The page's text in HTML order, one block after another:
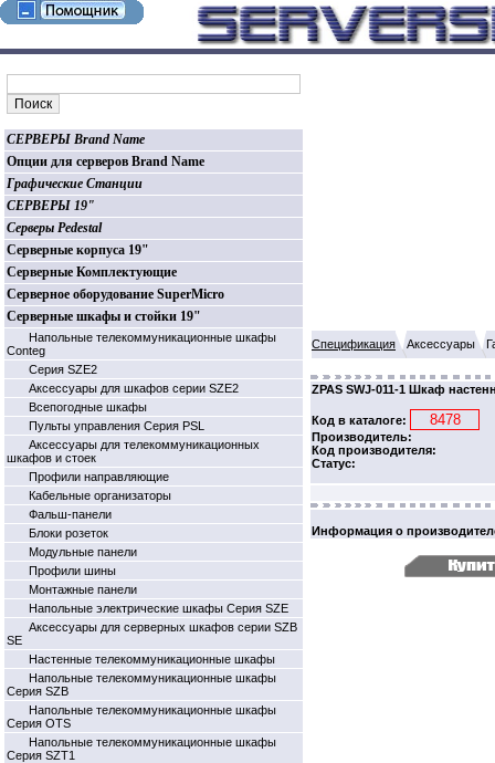
СЕРВЕРЫ Brand Name
Опции для серверов Brand Name
Графические Станции
СЕРВЕРЫ 19"
Серверы Pedestal
Серверные корпуса 19"
Серверные Комплектующие
Серверное оборудование SuperMicro
Серверные шкафы и стойки 19"
Напольные телекоммуникационные шкафы
Conteg
Серия SZE2
Аксессуары для шкафов серии SZE2
Всепогодные шкафы
Пульты управления Серия PSL
Аксессуары для телекоммуникационных
шкафов и стоек
Профили направляющие
Кабельные организаторы
Фальш-панели
Блоки розеток
Модульные панели
Профили шины
Монтажные панели
Напольные электрические шкафы Серия SZE
Аксессуары для серверных шкафов серии SZB
SE
Настенные телекоммуникационные шкафы
Напольные телекоммуникационные шкафы
Серия SZB
Напольные телекоммуникационные шкафы
Серия OTS
Напольные телекоммуникационные шкафы
Серия SZT1
Спецификация Аксессуары
ZPAS SWJ-011-1 Шкаф
Код в каталоге:
Производитель:
Код производителя:
Статус:
Информация о